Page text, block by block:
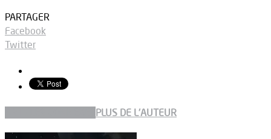
PARTAGER
Facebook
Twitter
PLUS DE L'AUTEUR